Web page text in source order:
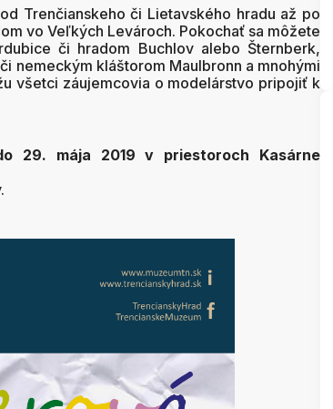
Trenčianskeho či Lietavského hradu až po
vo Veľkých Levároch. Pokochať sa môžete
či hradom Buchlov alebo Šternberk,
nemeckým kláštorom Maulbronn a mnohými
všetci záujemcovia o modelárstvo pripojiť k
29. mája 2019 v priestoroch Kasárne